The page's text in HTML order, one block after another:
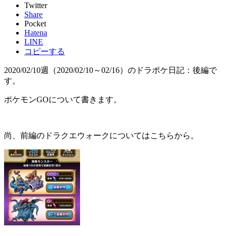
Twitter
Share
Pocket
Hatena
LINE
コピーする
2020/02/10週（2020/02/10～02/16）のドラポケ日記：後編で
す。
ポケモンGOについて書きます。
尚、前編のドラクエウォークについてはこちらから。